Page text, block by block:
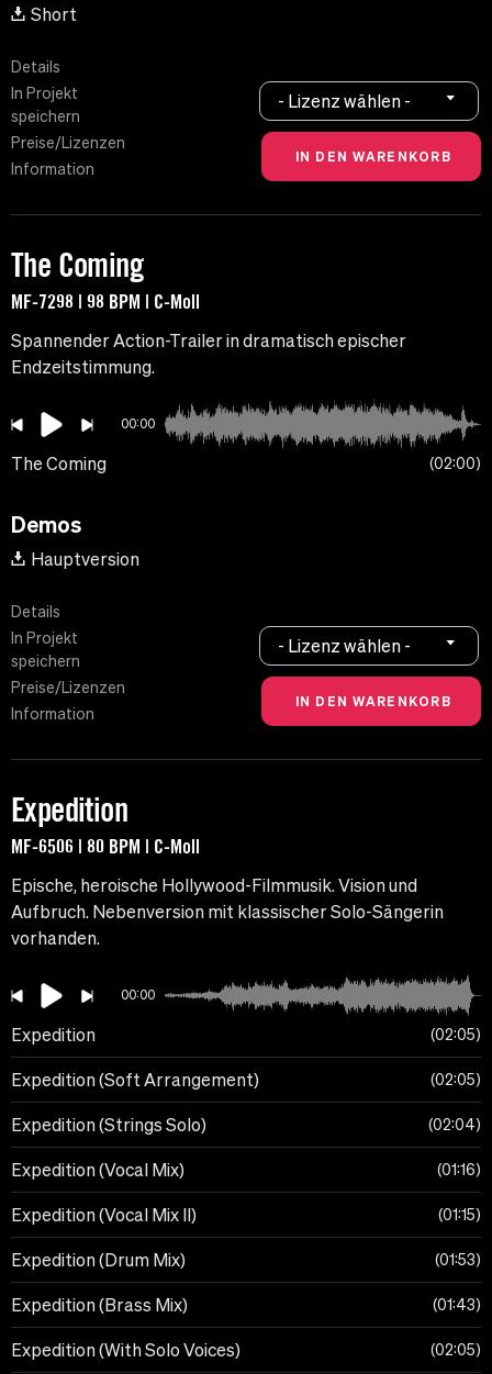
Short
Details
In Projekt
speichern
Preise/Lizenzen
Information
- Lizenz wählen -
The Coming
MF-7298 | 98 BPM | C-Moll
Spannender Action-Trailer in dramatisch epischer
Endzeitstimmung.
00:00
The Coming 02:00
Demos
Hauptversion
Details
In Projekt
speichern
Preise/Lizenzen
Information
- Lizenz wählen -
Expedition
MF-6506 | 80 BPM | C-Moll
Epische, heroische Hollywood-Filmmusik. Vision und
Aufbruch. Nebenversion mit klassischer Solo-Sängerin
vorhanden.
00:00
Expedition 02:05
Expedition (Soft Arrangement) 02:05
Expedition (Strings Solo) 02:04
Expedition (Vocal Mix) 01:16
Expedition (Vocal Mix II) 01:15
Expedition (Drum Mix) 01:53
Expedition (Brass Mix) 01:43
Expedition (With Solo Voices) 02:05